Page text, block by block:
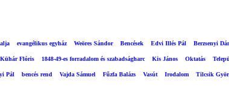
evangélikus egyház Weöres Sándor Bencések Edvi Illés Pál Berzsenyi
Kühár Flóris 1848-49-es forradalom és szabadságharc Kis János Oktatás
Pál bencés rend Vajda Sámuel Fűzfa Balázs Vasút Irodalom Tilcsik